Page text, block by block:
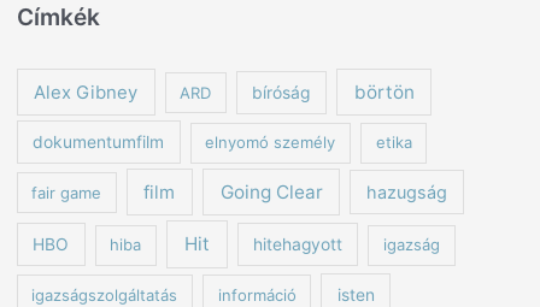
Címkék
Alex Gibney ARD bíróság börtön
dokumentumfilm elnyomó személy etika
fair game film Going Clear hazugság
HBO hiba Hit hitehagyott igazság
igazságszolgáltatás információ isten